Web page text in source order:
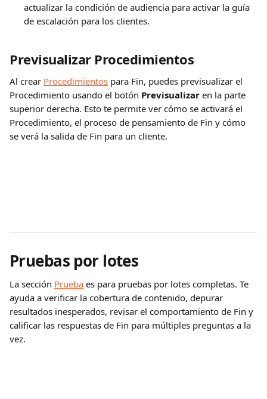
actualizar la condición de audiencia para activar la guía
de escalación para los clientes.
Previsualizar Procedimientos
Al crear Procedimientos para Fin, puedes previsualizar el
Procedimiento usando el botón Previsualizar en la parte
superior derecha. Esto te permite ver cómo se activará el
Procedimiento, el proceso de pensamiento de Fin y cómo
se verá la salida de Fin para un cliente.
Pruebas por lotes
La sección Prueba es para pruebas por lotes completas. Te
ayuda a verificar la cobertura de contenido, depurar
resultados inesperados, revisar el comportamiento de Fin y
calificar las respuestas de Fin para múltiples preguntas a la
vez.